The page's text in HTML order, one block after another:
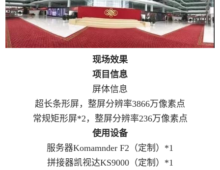
现场效果
项目信息
屏体信息
超长条形屏，整屏分辨率3866万像素点
常规矩形屏*2，整屏分辨率236万像素点
使用设备
服务器Komamnder F2（定制）*1
拼接器凯视达KS9000（定制）*1